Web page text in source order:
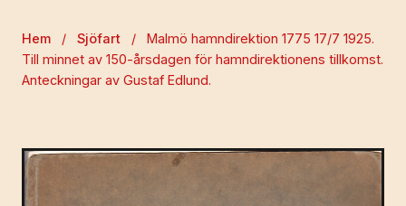
Hem / Sjöfart /
Malmö hamndirektion 1775 17/7 1925.
Till minnet av 150-årsdagen för hamndirektionens tillkomst.
Anteckningar av Gustaf Edlund.